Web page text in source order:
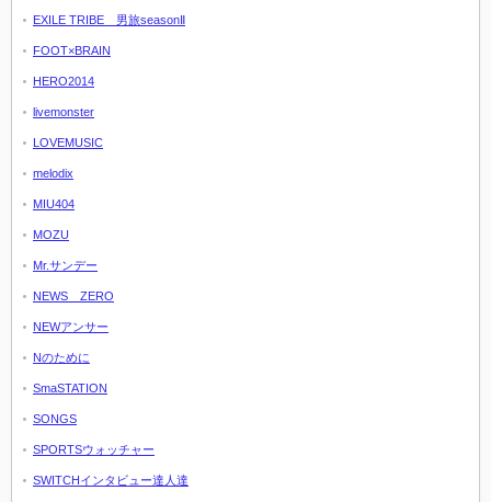
EXILE TRIBE 男旅seasonⅡ
FOOT×BRAIN
HERO2014
livemonster
LOVEMUSIC
melodix
MIU404
MOZU
Mr.サンデー
NEWS ZERO
NEWアンサー
Nのために
SmaSTATION
SONGS
SPORTSウォッチャー
SWITCHインタビュー達人達